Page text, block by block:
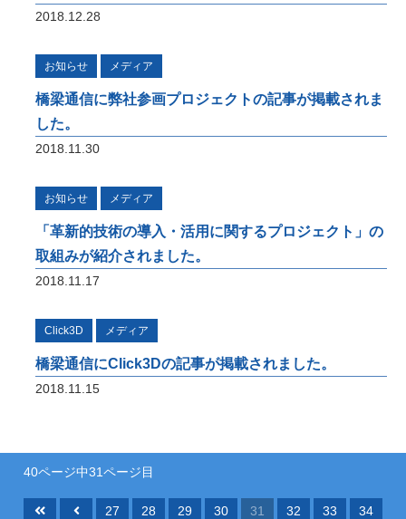
2018.12.28
お知らせ メディア
橋梁通信に弊社参画プロジェクトの記事が掲載されま
した。
2018.11.30
お知らせ メディア
「革新的技術の導入・活用に関するプロジェクト」の
取組みが紹介されました。
2018.11.17
Click3D メディア
橋梁通信にClick3Dの記事が掲載されました。
2018.11.15
40ページ中31ページ目
27 28 29 30 31 32 33 34